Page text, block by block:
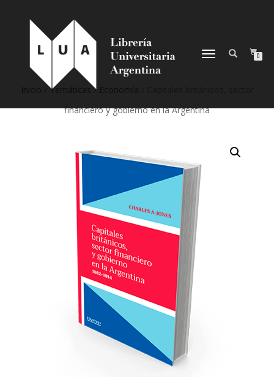
NAVEGACIÓN
0
/Temáticas /
financiero y gobierno en la Argentina